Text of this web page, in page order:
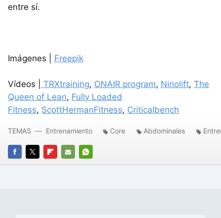
entre sí.
Imágenes | Freepik
Vídeos | TRXtraining, ONAIR program, Ninolift, The
Queen of Lean, Fully Loaded
Fitness, ScottHermanFitness, Criticalbench
FACEBOOK
TWITTERFLIPBOARD
E-
WHATSAPP
TEMAS Entrenamiento Core Abdominales